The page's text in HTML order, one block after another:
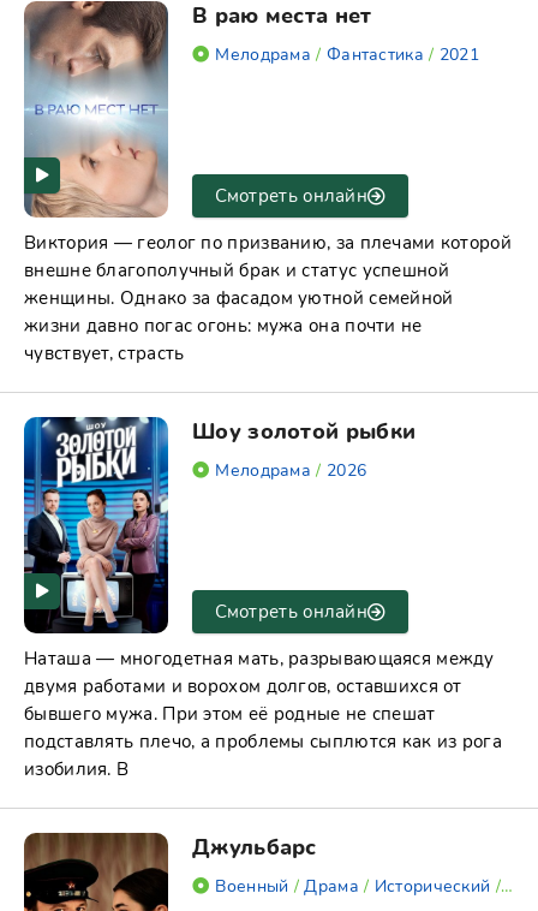
В раю места нет
Мелодрама / Фантастика / 2021
Виктория — геолог по призванию, за плечами которой
внешне благополучный брак и статус успешной
женщины. Однако за фасадом уютной семейной
жизни давно погас огонь: мужа она почти не
чувствует, страсть
Смотреть онлайн
Шоу золотой рыбки
Мелодрама / 2026
Наташа — многодетная мать, разрывающаяся между
двумя работами и ворохом долгов, оставшихся от
бывшего мужа. При этом её родные не спешат
подставлять плечо, а проблемы сыплются как из рога
изобилия. В
Смотреть онлайн
Джульбарс
Военный /Драма / Исторический /